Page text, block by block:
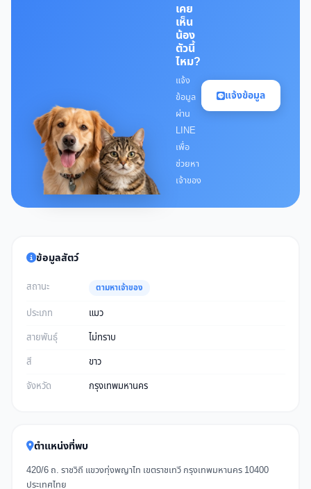
เคย
เห็น
น้อง
ตัวนี้
ไหม?
แจ้ง
ข้อมูล
ผ่าน
LINE
เพื่อ
ช่วยหา
เจ้าของ
แจ้งข้อมูล
ข้อมูลสัตว์
สถานะ ตามหาเจ้าของ
ประเภท
แมว
สายพันธุ์
ไม่ทราบ
สี
ขาว
จังหวัด
กรุงเทพมหานคร
ตำแหน่งที่พบ
420/6 ถ. ราชวิถี แขวงทุ่งพญาไท เขตราชเทวี กรุงเทพมหานคร 10400
ประเทศไทย